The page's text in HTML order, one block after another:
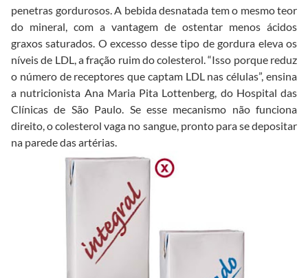
penetras gordurosos. A bebida desnatada tem o mesmo teor
do mineral, com a vantagem de ostentar menos ácidos
graxos saturados. O excesso desse tipo de gordura eleva os
níveis de LDL, a fração ruim do colesterol. “Isso porque reduz
o número de receptores que captam LDL nas células”, ensina
a nutricionista Ana Maria Pita Lottenberg, do Hospital das
Clínicas de São Paulo. Se esse mecanismo não funciona
direito, o colesterol vaga no sangue, pronto para se depositar
na parede das artérias.